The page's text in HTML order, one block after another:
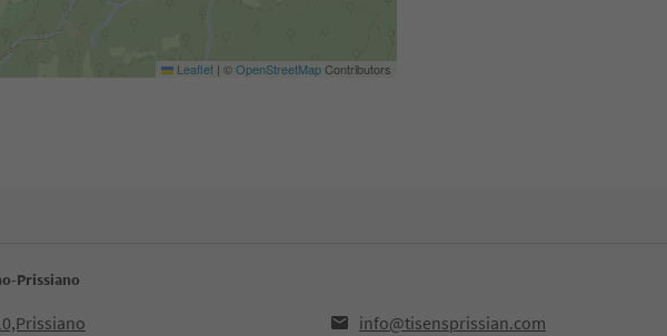
Leaflet | ©OpenStreetMapContributors
Prissiano
info@tisensprissian.com